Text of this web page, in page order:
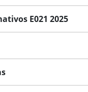
E021 2025